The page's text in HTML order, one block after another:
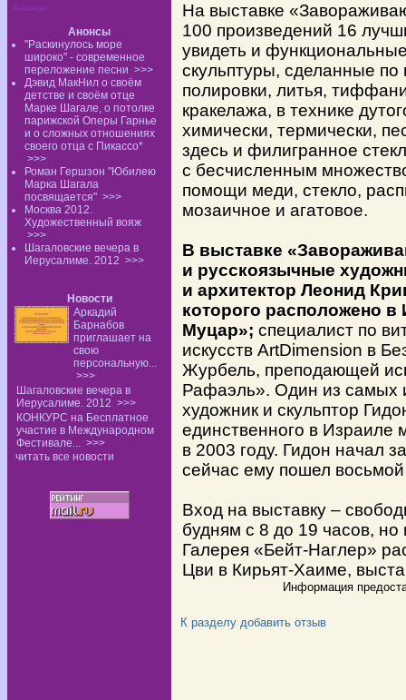
Анонсы:
Анонсы
"Раскинулось море
широко" - современное
переложение песни >>>
Дэвид МакНил о своём
детстве и своём отце
Марке Шагале, о потолке
парижской Оперы Гарнье
и о сложных отношениях
своего отца с Пикассо*
>>>
Роман Гершзон "Юбилею
Марка Шагала
посвящается" >>>
Москва 2012.
Художественный вояж
>>>
Шагаловские вечера в
Иерусалиме. 2012 >>>
Новости
Аркадий
Барнабов
приглашает на
свою
персональную...
>>>
Шагаловские вечера в
Иерусалиме. 2012 >>>
КОНКУРС на Бесплатное
участие в Международном
Фестивале... >>>
читать все новости
На выставке
100 произведений 16
увидеть и
скульптуры, сделанные
полировки, литья,
кракелажа, в технике
химически, термически,
здесь и филигранное
с бесчисленным
помощи меди, стекло,
мозаичное и агатовое.
В выставке
и русскоязычные
и архитектор Леонид
которого расположено в
Муцар»; специалист по
искусств ArtDimension в
Журбель, преподающей
Рафаэль». Один из самых
художник и скульптор
единственного в Израиле
в 2003 году. Гидон начал
сейчас ему пошел восьмой
Вход на выставку –
будням с 8 до 19 часов, но
Галерея «Бейт-Наглер»
Цви в Кирьят-Хаиме,
Информация
К разделу добавить отзыв